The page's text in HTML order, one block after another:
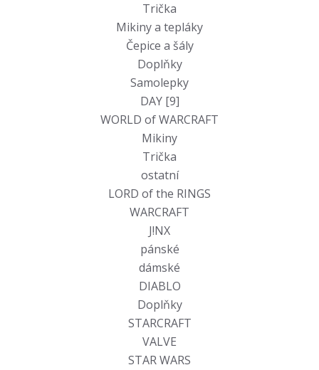
Trička
Mikiny a tepláky
Čepice a šály
Doplňky
Samolepky
DAY [9]
WORLD of WARCRAFT
Mikiny
Trička
ostatní
LORD of the RINGS
WARCRAFT
J!NX
pánské
dámské
DIABLO
Doplňky
STARCRAFT
VALVE
STAR WARS